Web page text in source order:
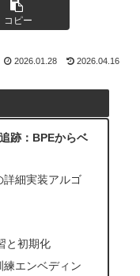
コピー
2026.01.28 2026.04.16
跡：BPEからベ
詳細実装アルゴ
と初期化
練エンベディン